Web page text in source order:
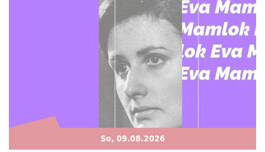
So, 09.08.2026